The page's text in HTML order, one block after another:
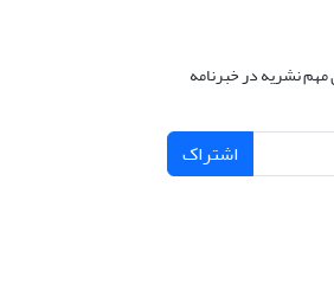
مهم نشریه در خبرنامه
اشتراک